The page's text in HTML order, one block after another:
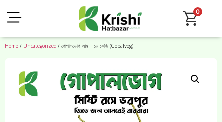
0
Home / Uncategorized / গোপালভোগ আম | ১০ কেজি (Gopalvog)